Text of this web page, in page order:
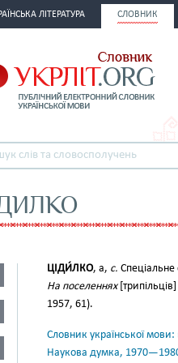
ЛІТЕРАТУРА СЛОВНИК
ЦІДИ́ЛКО, а, с.
На поселеннях[трипільців]
1957, 61).
Словник української
Наукова думка,